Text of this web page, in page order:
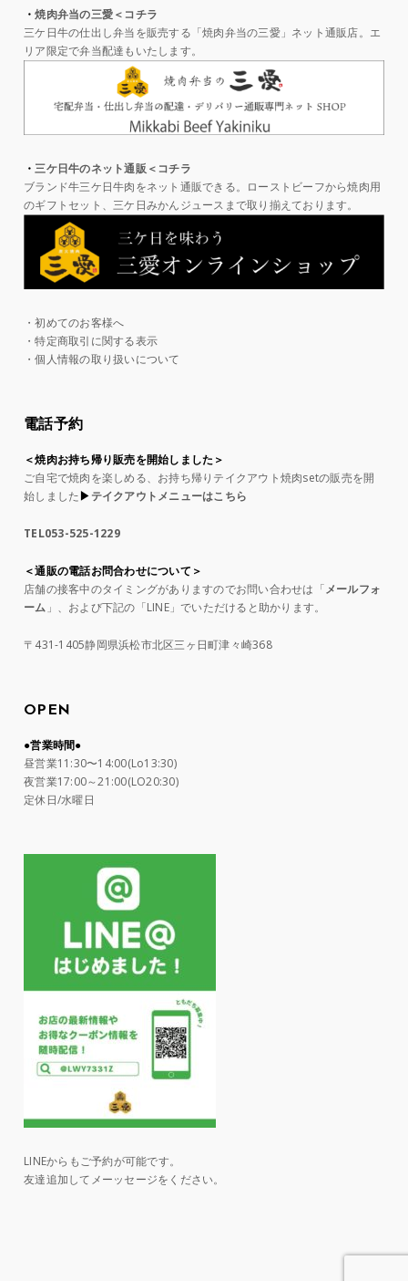
・焼肉弁当の三愛＜コチラ
三ケ日牛の仕出し弁当を販売する「焼肉弁当の三愛」ネット通販店。エ
リア限定で弁当配達もいたします。
・三ケ日牛のネット通販＜コチラ
ブランド牛三ケ日牛肉をネット通販できる。ローストビーフから焼肉用
のギフトセット、三ケ日みかんジュースまで取り揃えております。
・初めてのお客様へ
・特定商取引に関する表示
・個人情報の取り扱いについて
電話予約
＜焼肉お持ち帰り販売を開始しました＞
ご自宅で焼肉を楽しめる、お持ち帰りテイクアウト焼肉setの販売を開
始しました▶︎テイクアウトメニューはこちら
TEL053-525-1229
＜通販の電話お問合わせについて＞
店舗の接客中のタイミングがありますのでお問い合わせは「メールフォ
ーム 」、および下記の「LINE」でいただけると助かります。
〒431-1405静岡県浜松市北区三ヶ日町津々崎368
OPEN
●営業時間●
昼営業11:30〜14:00(Lo13:30)
夜営業17:00～21:00(LO20:30)
定休日/水曜日
LINEからもご予約が可能です。
友達追加してメーッセージをください。